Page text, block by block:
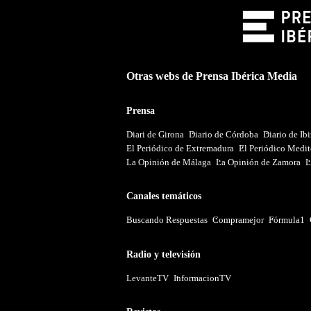
Otras webs de Prensa Ibérica Media
Prensa
Diari de Girona Diario de Córdoba Diario de
El Periódico de Extremadura El Periódico
La Opinión de Málaga La Opinión de Zamora
Canales temáticos
Buscando Respuestas Compramejor Fórmula1
Radio y televisión
LevanteTV InformacionTV